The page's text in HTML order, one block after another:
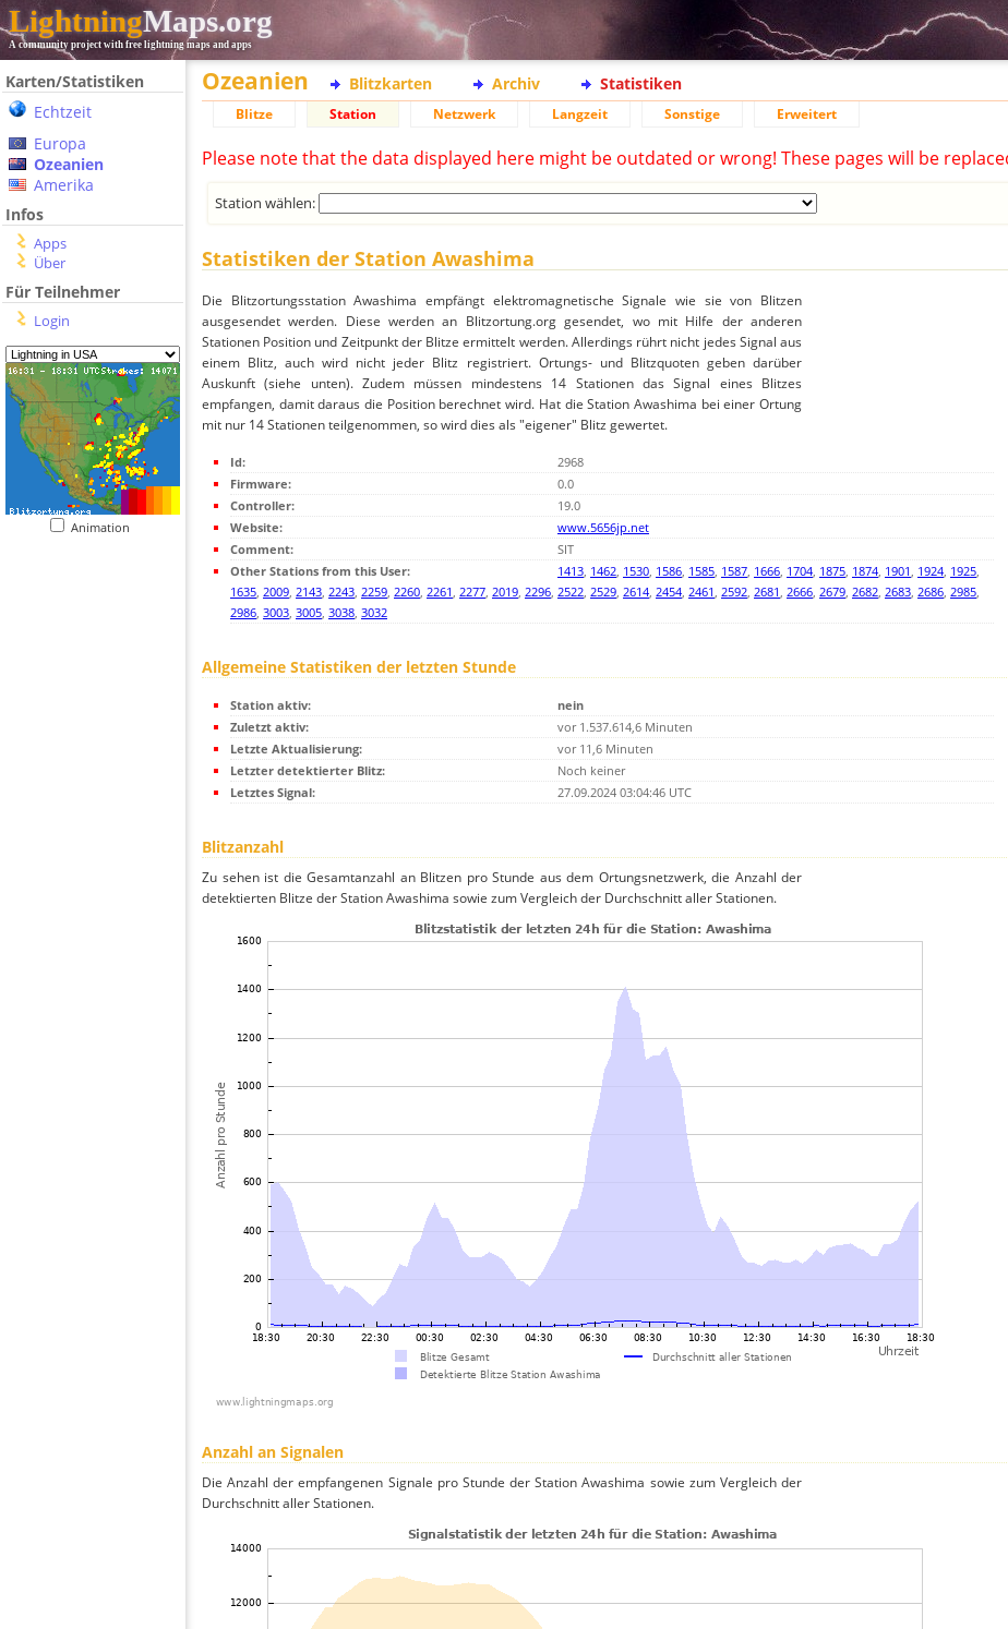
LightningMaps.org
A community project with free lightning maps and apps
Karten/Statistiken
Echtzeit
Europa
Ozeanien
Amerika
Infos
Apps
Über
Für Teilnehmer
Login
Animation
Ozeanien Blitzkarten Archiv Statistiken
Blitze Station Netzwerk Langzeit Sonstige Erweitert
Please note that the data displayed here might be outdated or wrong! These pages will be
Station wählen:
Statistiken der Station Awashima
Die Blitzortungsstation Awashima empfängt elektromagnetische Signale wie sie von Blitzen
ausgesendet werden. Diese werden an Blitzortung.org gesendet, wo mit Hilfe der anderen
Stationen Position und Zeitpunkt der Blitze ermittelt werden. Allerdings rührt nicht jedes Signal aus
einem Blitz, auch wird nicht jeder Blitz registriert. Ortungs- und Blitzquoten geben darüber
Auskunft (siehe unten). Zudem müssen mindestens 14 Stationen das Signal eines Blitzes
empfangen, damit daraus die Position berechnet wird. Hat die Station Awashima bei einer Ortung
mit nur 14 Stationen teilgenommen, so wird dies als "eigener" Blitz gewertet.
Id:
2968
Firmware:
0.0
Controller:
19.0
Website:
www.5656jp.net
Comment:
SIT
Other Stations from this User:
1413, 1462, 1530, 1586, 1585, 1587, 1666, 1704, 1875, 1874, 1901, 1924, 1925,
1635, 2009, 2143, 2243, 2259, 2260, 2261, 2277, 2019, 2296, 2522, 2529, 2614, 2454, 2461, 2592, 2681, 2666, 2679, 2682, 2683, 2686, 2985,
2986, 3003, 3005, 3038, 3032
Allgemeine Statistiken der letzten Stunde
Station aktiv:
nein
Zuletzt aktiv:
vor 1.537.614,6 Minuten
Letzte Aktualisierung:
vor 11,6 Minuten
Letzter detektierter Blitz:
Noch keiner
Letztes Signal:
27.09.2024 03:04:46 UTC
Blitzanzahl
Zu sehen ist die Gesamtanzahl an Blitzen pro Stunde aus dem Ortungsnetzwerk, die Anzahl der
detektierten Blitze der Station Awashima sowie zum Vergleich der Durchschnitt aller Stationen.
Anzahl an Signalen
Die Anzahl der empfangenen Signale pro Stunde der Station Awashima sowie zum Vergleich der
Durchschnitt aller Stationen.